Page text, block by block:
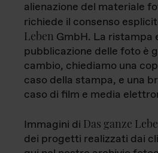
alienazione del materiale
richiede il consenso
Leben GmbH. La ristampa
pubblicazione delle foto è
cambio, chiediamo una
caso della stampa, e una
caso di film e media
Immagini di Das ganze
dei progetti realizzati dai